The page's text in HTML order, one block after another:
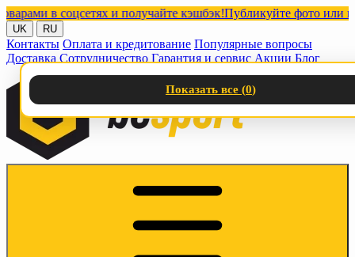
в соцсетях и получайте кэшбэк!Публикуйте фото или видео
UK RU
Контакты Оплата и кредитование Популярные вопросы
Доставка Сотрудничество Гарантия и сервис Акции Блог
Показать все (0)